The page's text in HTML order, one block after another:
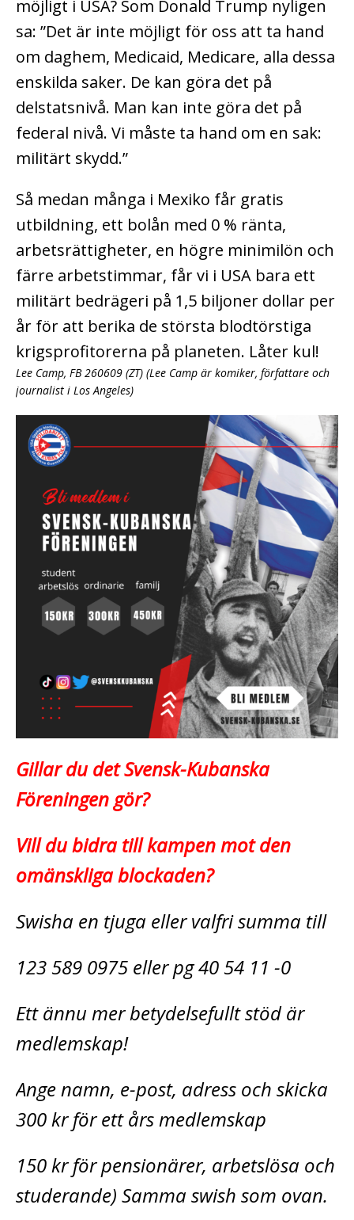
möjligt i USA? Som Donald Trump nyligen
sa: ”Det är inte möjligt för oss att ta hand
om daghem, Medicaid, Medicare, alla dessa
enskilda saker. De kan göra det på
delstatsnivå. Man kan inte göra det på
federal nivå. Vi måste ta hand om en sak:
militärt skydd.”
Så medan många i Mexiko får gratis
utbildning, ett bolån med 0 % ränta,
arbetsrättigheter, en högre minimilön och
färre arbetstimmar, får vi i USA bara ett
militärt bedrägeri på 1,5 biljoner dollar per
år för att berika de största blodtörstiga
krigsprofitorerna på planeten. Låter kul!
Lee Camp, FB 260609 (ZT) (Lee Camp är komiker, författare och
journalist i Los Angeles)
Gillar du det Svensk-Kubanska
Föreningen gör?
Vill du bidra till kampen mot den
omänskliga blockaden?
Swisha en tjuga eller valfri summa till
123 589 0975 eller pg 40 54 11 -0
Ett ännu mer betydelsefullt stöd är
medlemskap!
Ange namn, e-post, adress och skicka
300 kr för ett års medlemskap
150 kr för pensionärer, arbetslösa och
studerande) Samma swish som ovan.